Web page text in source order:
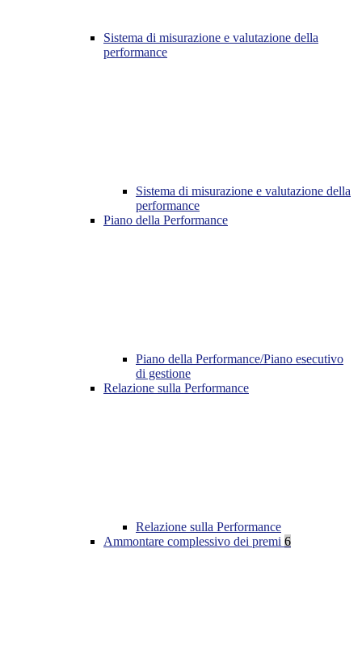
Sistema di misurazione e valutazione della
performance
Sistema di misurazione e valutazione della
performance
Piano della Performance
Piano della Performance/Piano esecutivo
di gestione
Relazione sulla Performance
Relazione sulla Performance
Ammontare complessivo dei premi 6